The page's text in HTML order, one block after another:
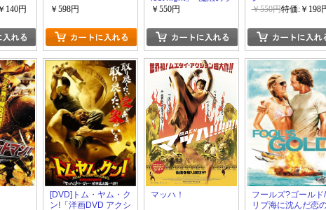
140円 ￥598円
ンプは悪夢の予感~
￥550円
￥550円特価:￥198
[DVD]トム・ヤム・ク
ン!「洋画DVD アクシ
マッハ！
フールズ?ゴールド
リブ海に沈んだ恋